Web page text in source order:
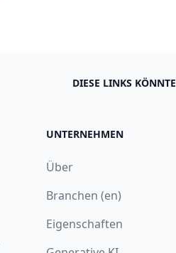
DIESE LINKS
UNTERNEHMEN
Über
Branchen (en)
Eigenschaften